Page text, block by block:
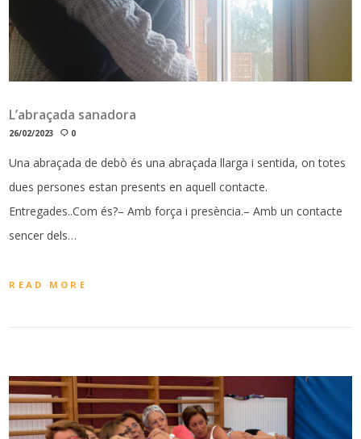
L’abraçada sanadora
26/02/2023 0
Una abraçada de debò és una abraçada llarga i sentida, on totes
dues persones estan presents en aquell contacte.
Entregades..Com és?– Amb força i presència.– Amb un contacte
sencer dels…
READ MORE